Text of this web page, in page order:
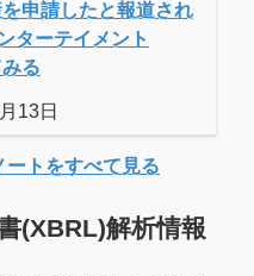
申請したと報道され
ターテイメント
る
13日
トをすべて見る
(XBRL)解析情報